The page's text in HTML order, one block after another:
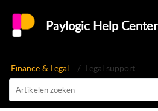
Paylogic Help Center
Finance & Legal Legal support